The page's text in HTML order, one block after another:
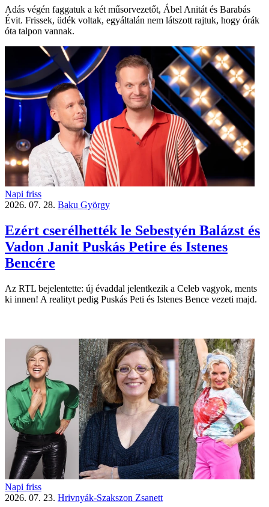
Adás végén faggatuk a két műsorvezetőt, Ábel Anitát és Barabás
Évit. Frissek, üdék voltak, egyáltalán nem látszott rajtuk, hogy órák
óta talpon vannak.
Napi friss
2026. 07. 28. Baku György
Ezért cserélhették le Sebestyén Balázst és
Vadon Janit Puskás Petire és Istenes
Bencére
Az RTL bejelentette: új évaddal jelentkezik a Celeb vagyok, ments
ki innen! A realityt pedig Puskás Peti és Istenes Bence vezeti majd.
Napi friss
2026. 07. 23. Hrivnyák-Szakszon Zsanett